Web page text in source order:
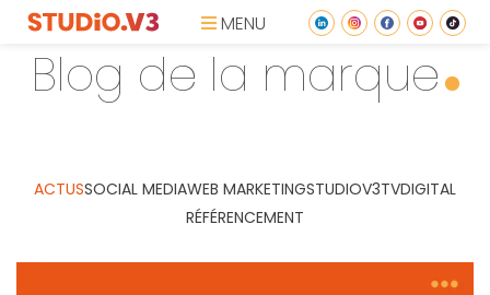
MENU
Blog de la marque
ACTUSSOCIAL MEDIAWEB MARKETINGSTUDIOV3TVDIGITAL
RÉFÉRENCEMENT